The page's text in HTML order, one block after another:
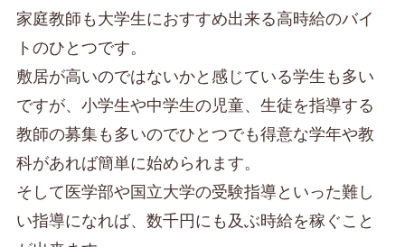
家庭教師も大学生におすすめ出来る高時給のバイ
トのひとつです。
敷居が高いのではないかと感じている学生も多い
ですが、小学生や中学生の児童、生徒を指導する
教師の募集も多いのでひとつでも得意な学年や教
科があれば簡単に始められます。
そして医学部や国立大学の受験指導といった難し
い指導になれば、数千円にも及ぶ時給を稼ぐこと